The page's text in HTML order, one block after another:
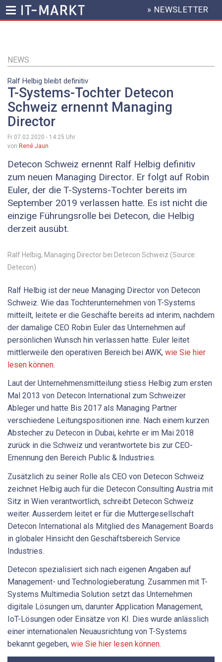
Inhalt
HEADER
MENU
» NEWSLETTER
NEWS
Ralf Helbig bleibt definitiv
T-Systems-Tochter Detecon
Schweiz ernennt Managing
Director
Fr 07.02.2020 - 14:25 Uhr
von René Jaun
Detecon Schweiz ernennt Ralf Helbig definitiv
zum neuen Managing Director. Er folgt auf Robin
Euler, der die T-Systems-Tochter bereits im
September 2019 verlassen hatte. Es ist nicht die
einzige Führungsrolle bei Detecon, die Helbig
derzeit ausübt.
Ralf Helbig, Managing Director bei Detecon Schweiz (Source:
Detecon)
Ralf Helbig ist der neue Managing Director von Detecon
Schweiz. Wie das Tochterunternehmen von T-Systems
mitteilt, leitete er die Geschäfte bereits ad interim, nachdem
der damalige CEO Robin Euler das Unternehmen auf
persönlichen Wunsch hin verlassen hatte. Euler leitet
mittlerweile den operativen Bereich bei AWK, wie Sie hier
lesen können.
Laut der Unternehmensmitteilung stiess Helbig zum ersten
Mal 2013 von Detecon International zum Schweizer
Ableger und hatte Bis 2017 als Managing Partner
verschiedene Leitungspositionen inne. Nach einem kurzen
Abstecher zu Detecon in Dubai, kehrte er im Mai 2018
zurück in die Schweiz und verantwortete bis zur CEO-
Ernennung den Bereich Public & Industries.
Zusätzlich zu seiner Rolle als CEO von Detecon Schweiz
zeichnet Helbig auch für die Detecon Consulting Austria mit
Sitz in Wien verantwortlich, schreibt Detecon Schweiz
weiter. Ausserdem leitet er für die Muttergesellschaft
Detecon International als Mitglied des Management Boards
in globaler Hinsicht den Geschäftsbereich Service
Industries.
Detecon spezialisiert sich nach eigenen Angaben auf
Management- und Technologieberatung. Zusammen mit T-
Systems Multimedia Solution setzt das Unternehmen
digitale Lösungen um, darunter Application Management,
IoT-Lösungen oder Einsätze von KI. Dies wurde anlässlich
einer internationalen Neuausrichtung von T-Systems
bekannt gegeben, wie Sie hier lesen können.